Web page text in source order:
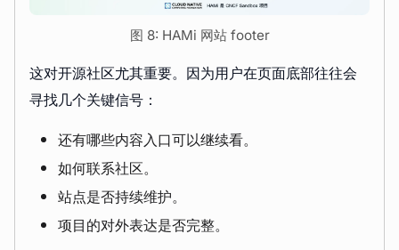
图 8: HAMi 网站 footer
这对开源社区尤其重要。因为用户在页面底部往往会
寻找几个关键信号：
还有哪些内容入口可以继续看。
如何联系社区。
站点是否持续维护。
项目的对外表达是否完整。